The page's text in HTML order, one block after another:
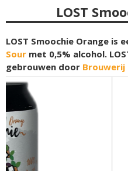
LOST
LOST Smoochie Orange is
Sour met 0,5% alcohol.
gebrouwen door Brouwerij